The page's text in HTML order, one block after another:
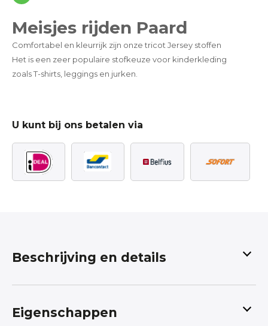
Meisjes rijden Paard
Comfortabel en kleurrijk zijn onze tricot Jersey stoffen
Het is een zeer populaire stofkeuze voor kinderkleding
zoals T-shirts, leggings en jurken.
U kunt bij ons betalen via
Beschrijving en details
Meisjes rijden Paard
Eigenschappen